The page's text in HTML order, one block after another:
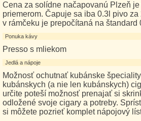
Cena za solídne načapovanú Plzeň je
priemerom. Čapuje sa iba 0.3l pivo za
v rámčeku je prepočítaná na štandard
Ponuka kávy
Presso s mliekom
Jedlá a nápoje
Možnosť ochutnať kubánske
kubánskych (a nie len kubánskych)
určite poteší možnosť prenajať si
odložené svoje cigary a potreby.
si môžete pozrieť komplet nápojový